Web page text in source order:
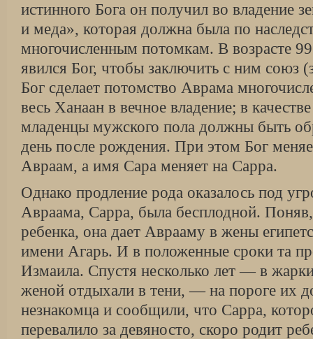
истинного Бога он получил во владение
и меда», которая должна была по
многочисленным потомкам. В возра­сте
явился Бог, чтобы заключить с ним союз
Бог сделает потомство Аврама
весь Ханаан в вечное владение; в качестве
младенцы мужского пола должны быть
день после рожде­ния. При этом Бог
Авраам, а имя Сара меняет на Сарра.
Однако продление рода оказалось под
Авраама, Сарра, была бесплодной.
ребенка, она дает Аврааму в жены
имени Агарь. И в положенные сроки та
Измаила. Спустя несколько лет — в
женой отдыхали в тени, — на пороге их
незнакомца и сообщили, что Сарра,
перевалило за девяносто, скоро родит